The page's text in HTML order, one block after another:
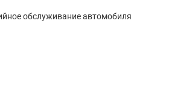
обслуживание автомобиля